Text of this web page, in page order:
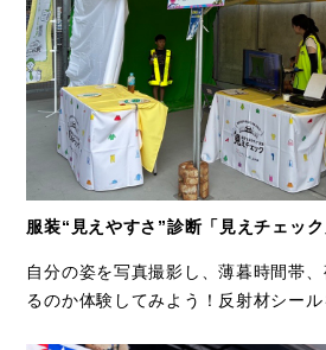
服装“見えやすさ”診断「見えチェック
自分の姿を写真撮影し、薄暮時間帯
るのか体験してみよう！反射材シール